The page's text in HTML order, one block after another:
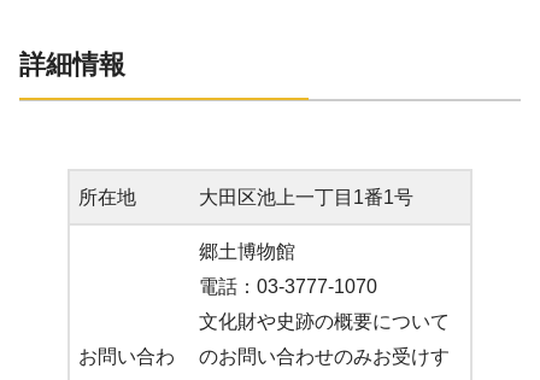
詳細情報
所在地 大田区池上一丁目1番1号
お問い合わ
郷土博物館
電話：03-3777-1070
文化財や史跡の概要について
のお問い合わせのみお受けす